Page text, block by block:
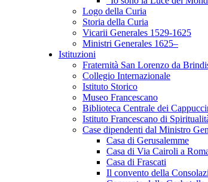
Logo della Curia
Storia della Curia
Vicarii Generales 1529-1625
Ministri Generales 1625–
Istituzioni
Fraternità San Lorenzo da
Collegio Internazionale
Istituto Storico
Museo Francescano
Biblioteca Centrale dei
Istituto Francescano di
Case dipendenti dal Ministro
Casa di Gerusalemme
Casa di Via Cairoli a
Casa di Frascati
Il convento della